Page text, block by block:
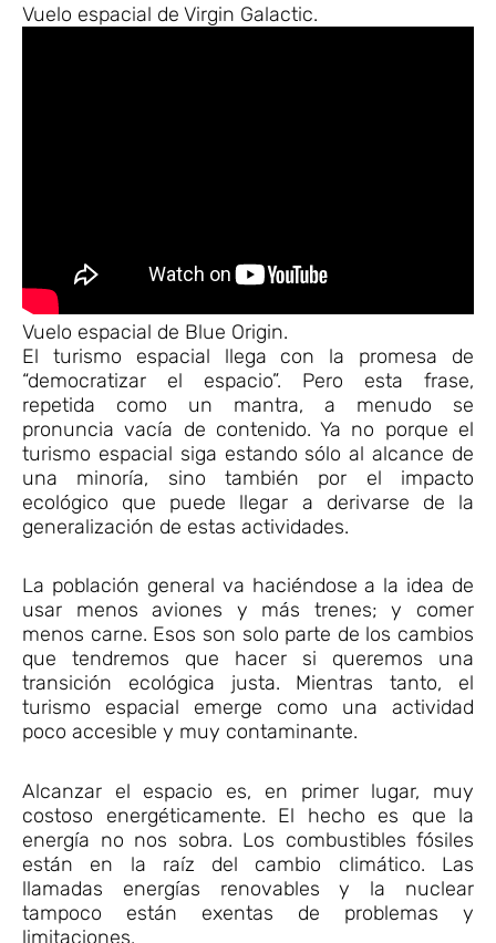
Vuelo espacial de Virgin Galactic.
Vuelo espacial de Blue Origin.
El turismo espacial llega con la promesa de
“democratizar el espacio”. Pero esta frase,
repetida como un mantra, a menudo se
pronuncia vacía de contenido. Ya no porque el
turismo espacial siga estando sólo al alcance de
una minoría, sino también por el impacto
ecológico que puede llegar a derivarse de la
generalización de estas actividades.
La población general va haciéndose a la idea de
usar menos aviones y más trenes; y comer
menos carne. Esos son solo parte de los cambios
que tendremos que hacer si queremos una
transición ecológica justa. Mientras tanto, el
turismo espacial emerge como una actividad
poco accesible y muy contaminante.
Alcanzar el espacio es, en primer lugar, muy
costoso energéticamente. El hecho es que la
energía no nos sobra. Los combustibles fósiles
están en la raíz del cambio climático. Las
llamadas energías renovables y la nuclear
tampoco están exentas de problemas y
limitaciones.